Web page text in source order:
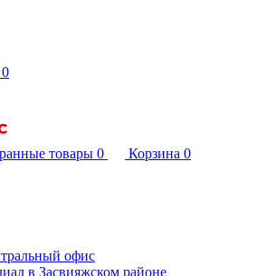
0
товары 0 Корзина 0
офис
в Засвияжском районе